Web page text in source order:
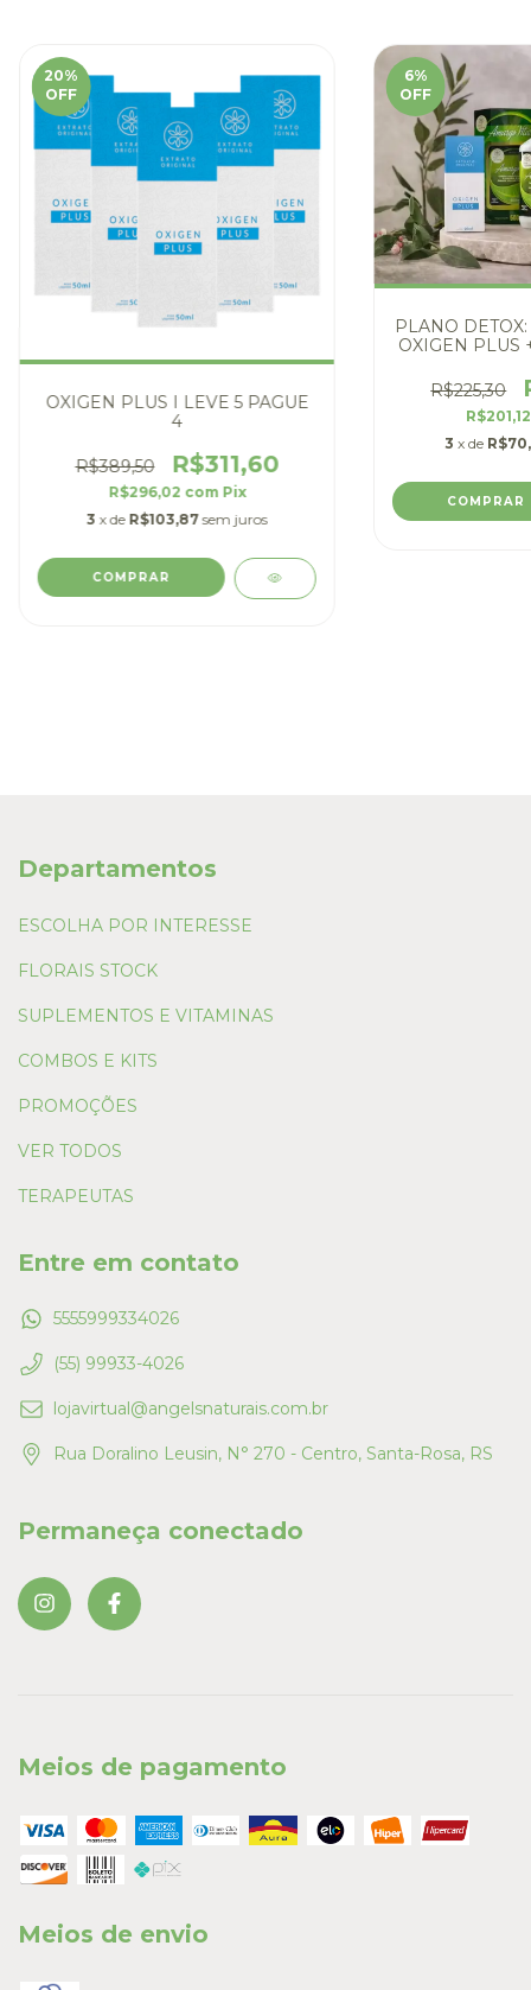
20%
OFF
OXIGEN PLUS I LEVE 5 PAGUE
4
R$389,50 R$311,60
R$296,02 com Pix
3 x de R$103,87 sem juros
6%
OFF
PLANO
OXIGEN PLUS
R$225,30
3 x de
Departamentos
ESCOLHA POR INTERESSE
FLORAIS STOCK
SUPLEMENTOS E VITAMINAS
COMBOS E KITS
PROMOÇÕES
VER TODOS
TERAPEUTAS
Entre em contato
5555999334026
(55) 99933-4026
lojavirtual@angelsnaturais.com.br
Rua Doralino Leusin, N° 270 - Centro, Santa-Rosa, RS
Permaneça conectado
Meios de pagamento
Meios de envio